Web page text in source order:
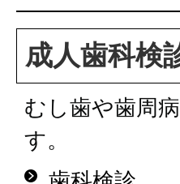
成人歯科検
むし歯や歯周
す。